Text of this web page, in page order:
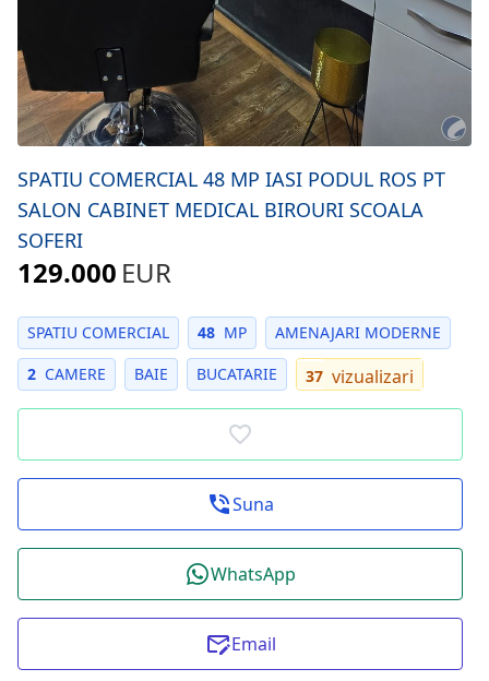
SPATIU COMERCIAL 48 MP IASI PODUL ROS PT
SALON CABINET MEDICAL BIROURI SCOALA
SOFERI
129.000 EUR
SPATIU COMERCIAL MP
48
AMENAJARI MODERNE
CAMERE
2 BAIE BUCATARIE vizualizari
37
Suna
WhatsApp
Email